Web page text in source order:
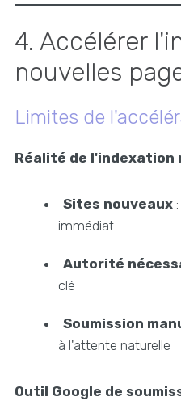
4. Accélérer
nouvelles
Limites de
Réalité de l'indexation
Sites nouveaux
immédiat
Autorité
clé
Soumission
à l'attente naturelle
Outil Google de